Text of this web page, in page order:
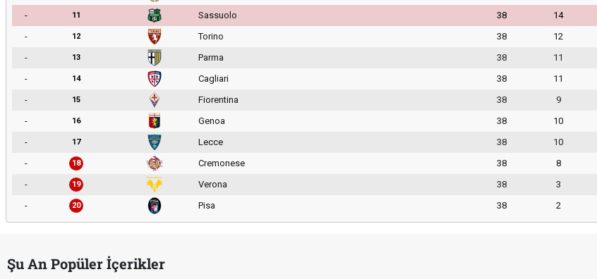
-
11 Sassuolo 38 14
-
12 Torino 38 12
-
13 Parma 38 11
-
14 Cagliari 38 11
-
15 Fiorentina 38 9
-
16 Genoa 38 10
-
17 Lecce 38 10
-
18 Cremonese 38 8
-
19 Verona 38 3
-
20 Pisa 38 2
Şu An Popüler İçerikler